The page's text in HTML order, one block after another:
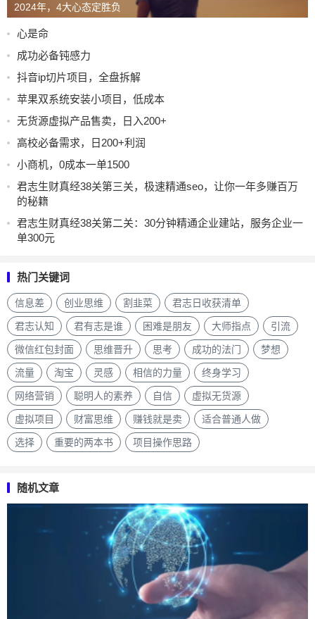
2024年，4大心态定胜负
心是命
成功必备钝感力
抖音ip切片项目，全盘拆解
苹果双系统安装小项目，低成本
无货源虚拟产品售卖，日入200+
高校必备需求，日200+利润
小商机，0成本一单1500
君志生财真经38关第三关，极速精通seo，让你一年多赚百万
的秘籍
君志生财真经38关第二关：30分钟精通企业建站，服务企业一
单300元
热门关键词
信息差 创业思维 割韭菜 君志日收获清单
君志认知 君有志是谁 困难是朋友 大师指点 引流
微信红包封面 思维晋升 思考 成功的法门 梦想
流量 淘宝 灵感 相信的力量 终身学习
网络营销 聪明人的素养 自信 虚拟无货源
虚拟项目 财富思维 赚钱就是卖 适合普通人做
选择 重要的两本书 项目操作思路
随机文章